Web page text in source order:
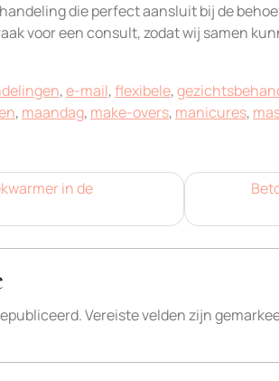
die perfect aansluit bij de
voor een consult, zodat wij samen
,e-mail,flexibele,
, maandag, make-overs, manicures,
in de
Vereiste velden zijn